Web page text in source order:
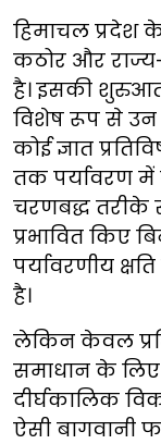
हिमाचल
कठोर और
है। इसकी
विशेष रूप से उन
कोई ज्ञात
तक पर्यावरण
चरणबद्ध तरीके
प्रभावित किए
पर्यावरणीय
है।
लेकिन केवल
समाधान के लिए
दीर्घकालिक
ऐसी बागवानी